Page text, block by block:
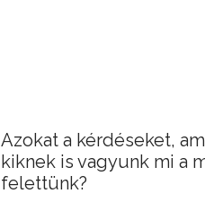
Azokat a kérdéseket,
kiknek is vagyunk mi a
felettünk?